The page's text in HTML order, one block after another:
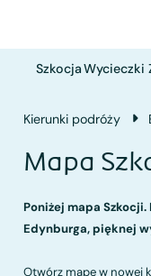
SzkocjaWycieczki
Kierunki podróży
Mapa
Poniżej mapa
Edynburga, pięknej
Otwórz mapę w nowej